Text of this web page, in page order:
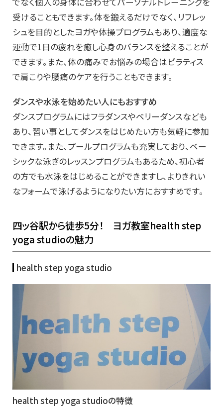
受けることもできます。体を鍛えるだけでなく、リフレッ
シュを目的としたヨガや体操プログラムもあり、適度な
運動で1日の疲れを癒し心身のバランスを整えることが
できます。また、体の痛みでお悩みの場合はピラティス
で肩こりや腰痛のケアを行うこともできます。
ダンスや水泳を始めたい人にもおすすめ
ダンスプログラムにはフラダンスやベリーダンスなども
あり、習い事としてダンスをはじめたい方も気軽に参加
できます。また、プールプログラムも充実しており、ベー
シックな泳ぎのレッスンプログラムもあるため、初心者
の方でも水泳をはじめることができますし、よりきれい
なフォームで泳げるようになりたい方におすすめです。
四ッ谷駅から徒歩5分！ ヨガ教室health step
yoga studioの魅力
health step yoga studio
health step yoga studioの特徴